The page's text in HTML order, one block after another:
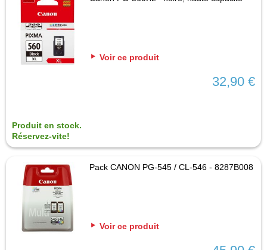
Voir ce produit
32,90 €
Produit en stock.
Réservez-vite!
Pack CANON PG-545 / CL-546 - 8287B008
Voir ce produit